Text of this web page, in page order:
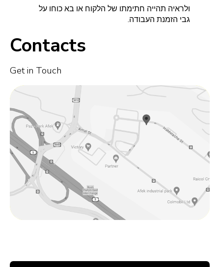
ולראיה תהייה חתימתו של הלקוח או בא כוחו על
גבי הזמנת העבודה.
Contacts
Get in Touch